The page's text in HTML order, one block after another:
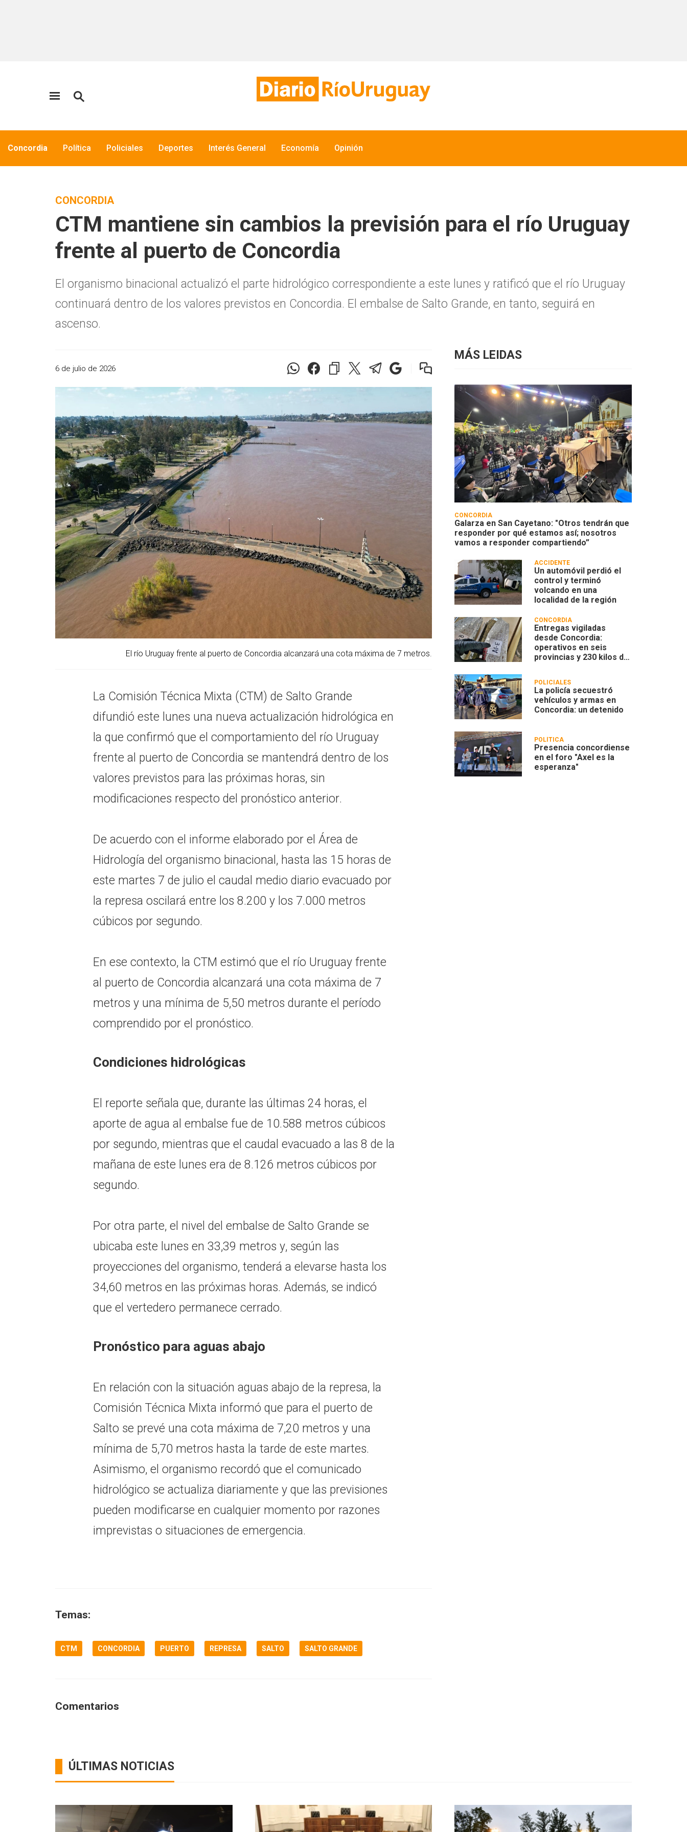
Concordia Política Policiales Deportes Interés General Economía Opinión
CONCORDIA
CTM mantiene sin cambios la previsión para el río Uruguay
frente al puerto de Concordia
El organismo binacional actualizó el parte hidrológico correspondiente a este lunes y ratificó que el río Uruguay
continuará dentro de los valores previstos en Concordia. El embalse de Salto Grande, en tanto, seguirá en
ascenso.
6 de julio de 2026
El río Uruguay frente al puerto de Concordia alcanzará una cota máxima de 7 metros.
La Comisión Técnica Mixta (CTM) de Salto Grande
difundió este lunes una nueva actualización hidrológica en
la que confirmó que el comportamiento del río Uruguay
frente al puerto de Concordia se mantendrá dentro de los
valores previstos para las próximas horas, sin
modificaciones respecto del pronóstico anterior.
De acuerdo con el informe elaborado por el Área de
Hidrología del organismo binacional, hasta las 15 horas de
este martes 7 de julio el caudal medio diario evacuado por
la represa oscilará entre los 8.200 y los 7.000 metros
cúbicos por segundo.
En ese contexto, la CTM estimó que el río Uruguay frente
al puerto de Concordia alcanzará una cota máxima de 7
metros y una mínima de 5,50 metros durante el período
comprendido por el pronóstico.
Condiciones hidrológicas
El reporte señala que, durante las últimas 24 horas, el
aporte de agua al embalse fue de 10.588 metros cúbicos
por segundo, mientras que el caudal evacuado a las 8 de la
mañana de este lunes era de 8.126 metros cúbicos por
segundo.
Por otra parte, el nivel del embalse de Salto Grande se
ubicaba este lunes en 33,39 metros y, según las
proyecciones del organismo, tenderá a elevarse hasta los
34,60 metros en las próximas horas. Además, se indicó
que el vertedero permanece cerrado.
Pronóstico para aguas abajo
En relación con la situación aguas abajo de la represa, la
Comisión Técnica Mixta informó que para el puerto de
Salto se prevé una cota máxima de 7,20 metros y una
mínima de 5,70 metros hasta la tarde de este martes.
Asimismo, el organismo recordó que el comunicado
hidrológico se actualiza diariamente y que las previsiones
pueden modificarse en cualquier momento por razones
imprevistas o situaciones de emergencia.
Temas:
CTM CONCORDIA PUERTO REPRESA SALTO SALTO GRANDE
MÁS LEIDAS
CONCORDIA
Galarza en San Cayetano: "Otros tendrán que
responder por qué estamos así; nosotros
vamos a responder compartiendo”
ACCIDENTE
Un automóvil perdió el
control y terminó
volcando en una
localidad de la región
CONCORDIA
Entregas vigiladas
desde Concordia:
operativos en seis
provincias y 230 kilos de
POLICIALES
La policía secuestró
vehículos y armas en
Concordia: un detenido
POLÍTICA
Presencia concordiense
en el foro "Axel es la
esperanza"
Comentarios
ÚLTIMAS NOTICIAS